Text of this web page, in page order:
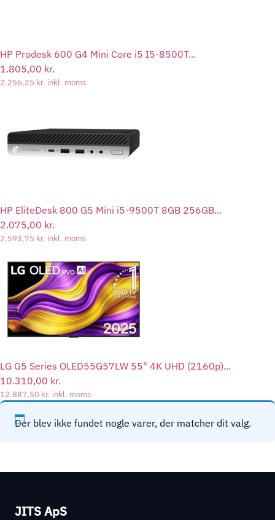
HP Prodesk 600 G4 Mini Core i5 I5-8500T...
1.805,00 kr.
2.256,25 kr. inkl. moms
HP EliteDesk 800 G5 Mini i5-9500T 8GB 256GB...
2.075,00 kr.
2.593,75 kr. inkl. moms
LG G5 Series OLED55G57LW 55" 4K UHD (2160p)...
10.310,00 kr.
12.887,50 kr. inkl. moms
Der blev ikke fundet nogle varer, der matcher dit valg.
JITS ApS